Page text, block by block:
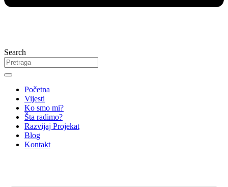
Search
Početna
Vijesti
Ko smo mi?
Šta radimo?
Razvijaj Projekat
Blog
Kontakt